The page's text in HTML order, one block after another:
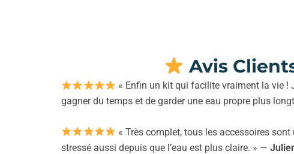
Avis
« Enfin un kit qui facilite vraiment la vie !
gagner du temps et de garder une eau propre plus
« Très complet, tous les accessoires
stressé aussi depuis que l’eau est plus claire. » —